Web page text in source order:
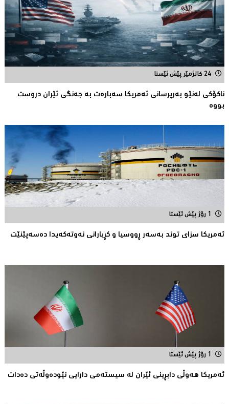
24 کاتژمێر پێش ئێستا
ناكۆكی لەنێو بەرپرسانى ئەمریكا سەبارەت بە جەنگی ئێران دروست
بووە
1 رۆژ پێش ئێستا
ئەمریكا سزای توند بەسەر ڕووسیا و كڕیارانی نەوتەكەیدا دەسەپێنێت
1 رۆژ پێش ئێستا
ئەمریکا هەوڵى دابڕینى ئێران لە سیستەمی دارایی نێودەوڵەتی دەدات